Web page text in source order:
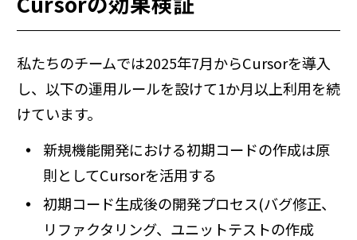
私たちのチームでは2025年7月からCursorを導入
し、以下の運用ルールを設けて1か月以上利用を続
けています。
新規機能開発における初期コードの作成は原
則としてCursorを活用する
初期コード生成後の開発プロセス(バグ修正、
リファクタリング、ユニットテストの作成